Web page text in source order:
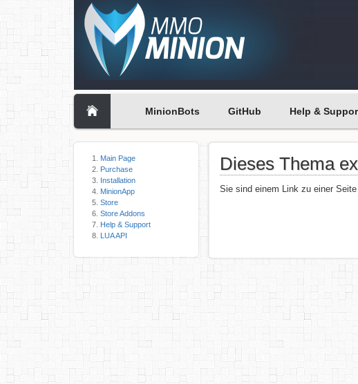
MinionBots GitHub Help &
Main Page
Purchase
Installation
MinionApp
Store
Store Addons
Help & Support
LUA API
Dieses Thema
Sie sind einem Link zu einer